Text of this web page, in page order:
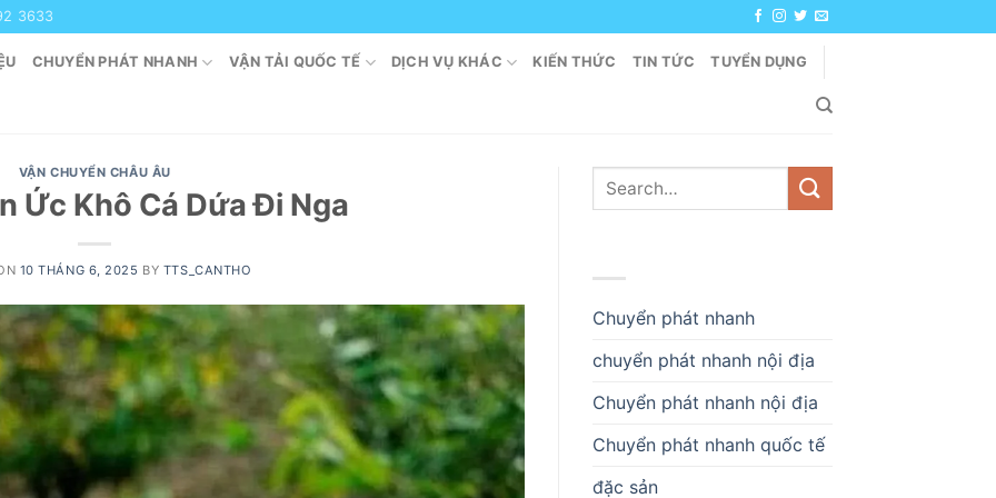
3633
CHUYỂN PHÁT NHANH VẬN TẢI QUỐC TẾ DỊCH VỤ KHÁC KIẾN THỨC TIN TỨC TUYỂN DỤNG
VẬN CHUYỂN CHÂU ÂU
Ức Khô Cá Dứa Đi Nga
10 THÁNG 6, 2025 BY TTS_CANTHO
Chuyển phát nhanh
chuyển phát nhanh nội địa
Chuyển phát nhanh nội địa
Chuyển phát nhanh quốc tế
đặc sản